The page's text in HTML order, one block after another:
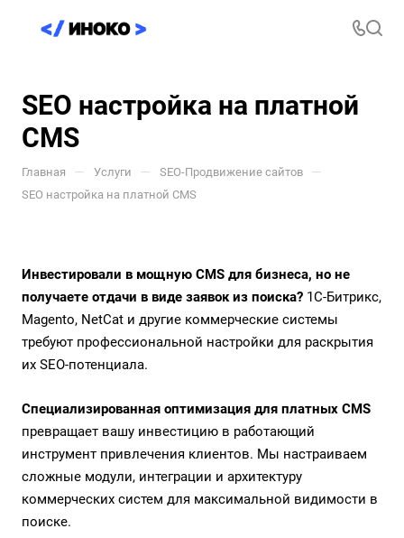
SEO настройка на платной
CMS
Главная — Услуги — SEO-Продвижение сайтов —
SEO настройка на платной CMS
Инвестировали в мощную CMS для бизнеса, но не
получаете отдачи в виде заявок из поиска? 1С-Битрикс,
Magento, NetCat и другие коммерческие системы
требуют профессиональной настройки для раскрытия
их SEO-потенциала.
Специализированная оптимизация для платных CMS
превращает вашу инвестицию в работающий
инструмент привлечения клиентов. Мы настраиваем
сложные модули, интеграции и архитектуру
коммерческих систем для максимальной видимости в
поиске.